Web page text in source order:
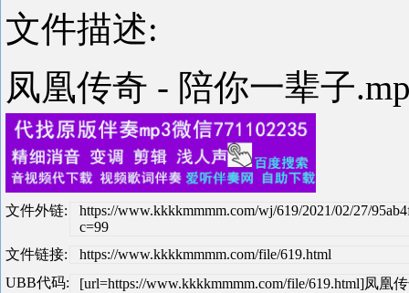
文件描述:
凤凰传奇 - 陪你一辈子
文件外链:
https://www.kkkkmmmm.com/wj/619/2021/02/27/
c=99
文件链接:
https://www.kkkkmmmm.com/file/619.html
UBB代码:
[url=https://www.kkkkmmmm.com/file/619.html]凤凰